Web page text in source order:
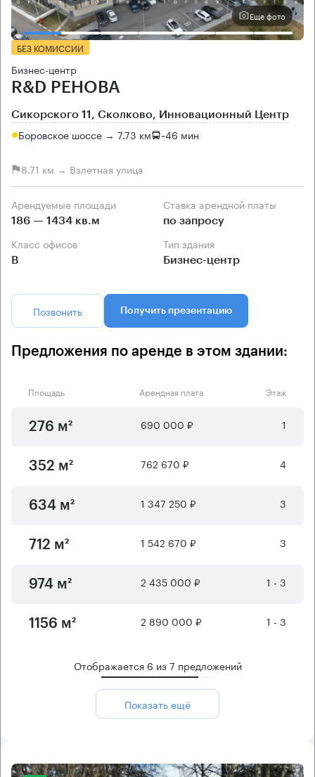
Еще фото
БЕЗ КОМИССИИ
Бизнес-центр
R&D РЕНОВА
Сикорского 11, Сколково, Инновационный Центр
Боровское шоссе → 7.73 км ~46 мин
8.71 км → Взлетная улица
Арендуемые площади
186 — 1434 кв.м
Ставка арендной платы
по запросу
Класс офисов
B
Тип здания
Бизнес-центр
Позвонить Получить презентацию
Предложения по аренде в этом здании:
Площадь Арендная плата Этаж
276 м² 690 000 ₽ 1
352 м² 762 670 ₽ 4
634 м² 1 347 250 ₽ 3
712 м² 1 542 670 ₽ 3
974 м² 2 435 000 ₽ 1 - 3
1156 м² 2 890 000 ₽ 1 - 3
Отображается 6 из7 предложений
Показать ещё